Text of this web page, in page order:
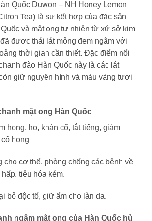
Quốc Duwon – NH Honey Lemon
Tea) là sự kết hợp của đặc sản
và mật ong tự nhiên từ xứ sở kim
được thái lát mỏng đem ngâm với
thời gian cần thiết. Đặc điểm nổi
đào Hàn Quốc này là các lát
giữ nguyên hình và màu vàng tươi
mật ong Hàn Quốc
họng, ho, khàn cổ, tắt tiếng, giảm
họng.
cho cơ thể, phòng chống các bệnh về
tiêu hóa kém.
bỏ độc tố, giữ ẩm cho làn da.
ngâm mật ong của Hàn Quốc hủ